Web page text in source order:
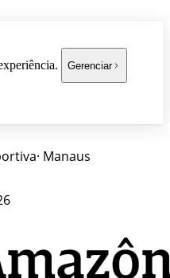
Gerenciar
· Manaus